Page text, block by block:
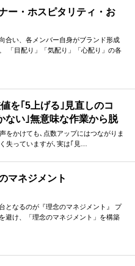
ー・ホスピタリティ・お
合い、各メンバー自身がブランド形成
「目配り」「気配り」「心配り」の各
を理解・実践するのは当然。 「ホスピ
を｢5上げる｣見直しのコ
い｣無意味な作業から脱
をかけても､点数アップにはつながりま
失っていますが､実は｢見…
マネジメント
となるのが『理念のマネジメント』 プ
避け、「理念のマネジメント」を構築
の研修です。